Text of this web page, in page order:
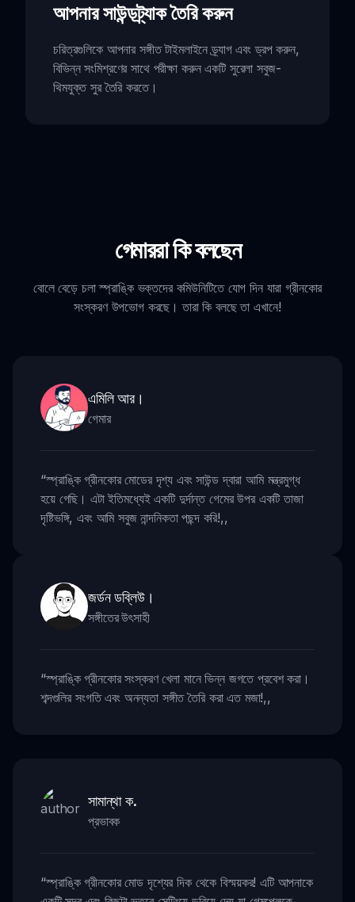
আপনার সাউন্ডট্র্যাক তৈরি করুন
চরিত্রগুলিকে আপনার সঙ্গীত টাইমলাইনে ড্র্যাগ এবং ড্রপ করুন,
বিভিন্ন সংমিশ্রণের সাথে পরীক্ষা করুন একটি সুরেলা সবুজ-
থিমযুক্ত সুর তৈরি করতে।
গেমাররা কি বলছেন
বোলে বেড়ে চলা স্প্রাঙ্কি ভক্তদের কমিউনিটিতে যোগ দিন যারা গ্রীনকোর
সংস্করণ উপভোগ করছে। তারা কি বলছে তা এখানে!
এমিলি আর।
গেমার
“স্প্রাঙ্কি গ্রীনকোর মোডের দৃশ্য এবং সাউন্ড দ্বারা আমি মন্ত্রমুগ্ধ
হয়ে গেছি। এটা ইতিমধ্যেই একটি দুর্দান্ত গেমের উপর একটি তাজা
দৃষ্টিভঙ্গি, এবং আমি সবুজ নান্দনিকতা পছন্দ করি!,,
জর্ডন ডব্লিউ।
সঙ্গীতের উৎসাহী
“স্প্রাঙ্কি গ্রীনকোর সংস্করণ খেলা মানে ভিন্ন জগতে প্রবেশ করা।
শব্দগুলির সংগতি এবং অনন্যতা সঙ্গীত তৈরি করা এত মজা!,,
সামান্থা ক.
প্রভাবক
“স্প্রাঙ্কি গ্রীনকোর মোড দৃশ্যের দিক থেকে বিস্ময়কর! এটি আপনাকে